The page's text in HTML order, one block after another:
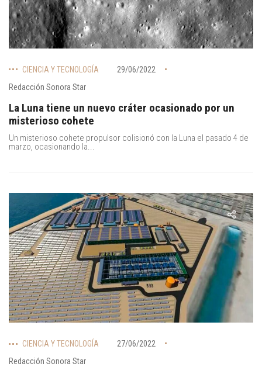
CIENCIA Y TECNOLOGÍA
29/06/2022
Redacción Sonora Star
La Luna tiene un nuevo cráter ocasionado por un
misterioso cohete
Un misterioso cohete propulsor colisionó con la Luna el pasado 4 de
marzo, ocasionando la...
CIENCIA Y TECNOLOGÍA
27/06/2022
Redacción Sonora Star